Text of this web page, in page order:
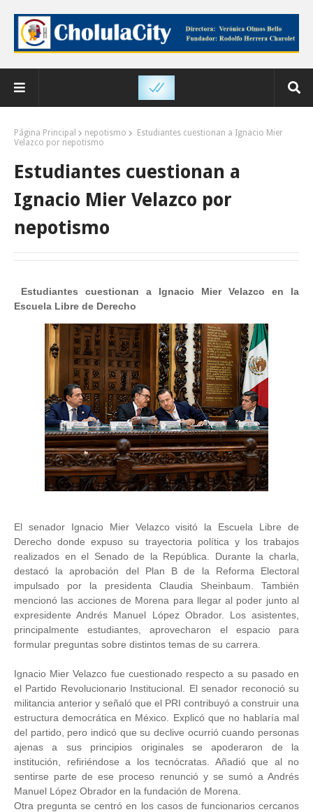
Página Principal nepotismo
Estudiantes cuestionan a Ignacio Mier
Velazco por nepotismo
Estudiantes cuestionan a
Ignacio Mier Velazco por
nepotismo
Estudiantes cuestionan a Ignacio Mier Velazco en la
Escuela Libre de Derecho
El senador Ignacio Mier Velazco visitó la Escuela Libre de
Derecho donde expuso su trayectoria política y los trabajos
realizados en el Senado de la República. Durante la charla,
destacó la aprobación del Plan B de la Reforma Electoral
impulsado por la presidenta Claudia Sheinbaum. También
mencionó las acciones de Morena para llegar al poder junto al
expresidente Andrés Manuel López Obrador. Los asistentes,
principalmente estudiantes, aprovecharon el espacio para
formular preguntas sobre distintos temas de su carrera.
Ignacio Mier Velazco fue cuestionado respecto a su pasado en
el Partido Revolucionario Institucional. El senador reconoció su
militancia anterior y señaló que el PRI contribuyó a construir una
estructura democrática en México. Explicó que no hablaría mal
del partido, pero indicó que su declive ocurrió cuando personas
ajenas a sus principios originales se apoderaron de la
institución, refiriéndose a los tecnócratas. Añadió que al no
sentirse parte de ese proceso renunció y se sumó a Andrés
Manuel López Obrador en la fundación de Morena.
Otra pregunta se centró en los casos de funcionarios cercanos